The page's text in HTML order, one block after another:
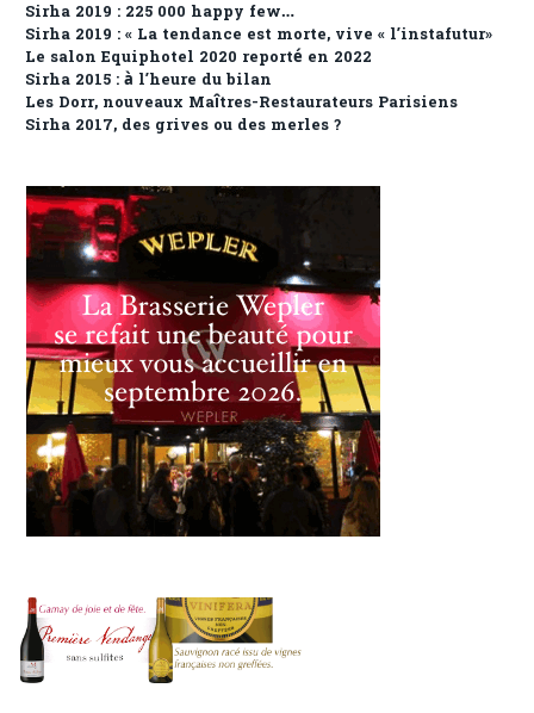
Sirha 2019 : 225 000 happy few…
Sirha 2019 : « La tendance est morte, vive « l’instafutur»
Le salon Equiphotel 2020 reporté en 2022
Sirha 2015 : à l’heure du bilan
Les Dorr, nouveaux Maîtres-Restaurateurs Parisiens
Sirha 2017, des grives ou des merles ?